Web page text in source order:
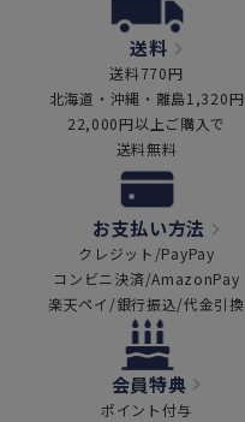
送料
送料770円
北海道・沖縄・離島1,320円
22,000円以上ご購入で
送料無料
お支払い方法
クレジット/PayPay
コンビニ決済/AmazonPay
楽天ペイ/銀行振込/代金引換
会員特典
ポイント付与